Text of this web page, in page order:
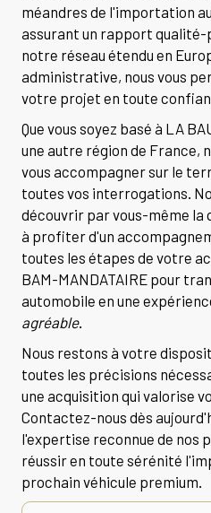
méandres de l'importation
assurant un rapport qualité-
notre réseau étendu en
administrative, nous vous
votre projet en toute
Que vous soyez basé à LA
une autre région de France,
vous accompagner sur le
toutes vos interrogations.
découvrir par vous-même la
à profiter d'un
toutes les étapes de votre
BAM-MANDATAIRE pour
automobile en une
agréable.
Nous restons à votre
toutes les précisions
une acquisition qui valorise
Contactez-nous dès
l'expertise reconnue de nos
réussir en toute sérénité
prochain véhicule premium.